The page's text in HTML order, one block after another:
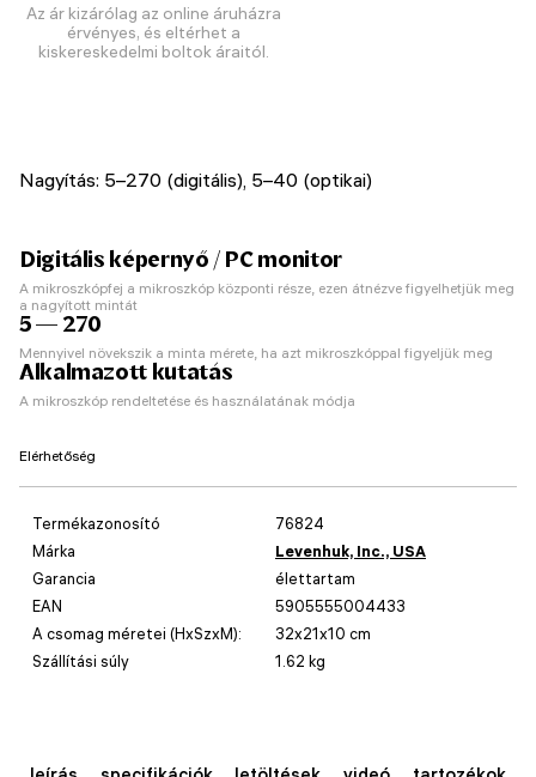
Az ár kizárólag az online áruházra
érvényes, és eltérhet a
kiskereskedelmi boltok áraitól.
Nagyítás: 5–270 (digitális), 5–40 (optikai)
Digitális képernyő / PC monitor
A mikroszkópfej a mikroszkóp központi része, ezen átnézve figyelhetjük meg
a nagyított mintát
5 — 270
Mennyivel növekszik a minta mérete, ha azt mikroszkóppal figyeljük meg
Alkalmazott kutatás
A mikroszkóp rendeltetése és használatának módja
Elérhetőség
Termékazonosító
76824
Márka
Levenhuk, Inc., USA
Garancia
élettartam
EAN
5905555004433
A csomag méretei (HxSzxM):
32x21x10 cm
Szállítási súly
1.62 kg